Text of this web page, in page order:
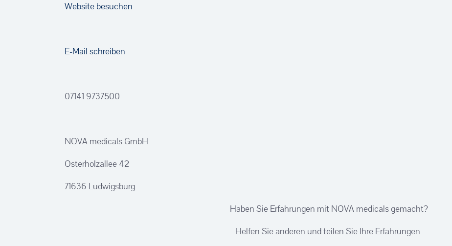
Website besuchen
E-Mail schreiben
07141 9737500
NOVA medicals GmbH
Osterholzallee 42
71636 Ludwigsburg
Haben Sie Erfahrungen mit NOVA medicals gemacht?
Helfen Sie anderen und teilen Sie Ihre Erfahrungen